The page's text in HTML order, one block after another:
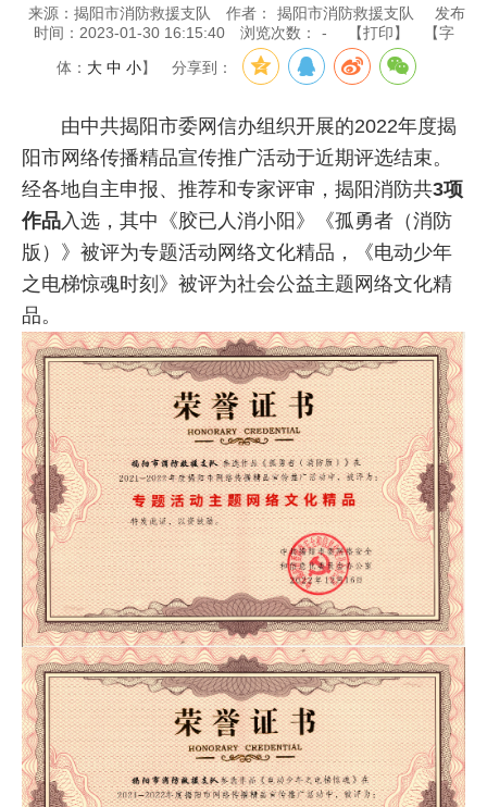
来源：揭阳市消防救援支队 作者： 揭阳市消防救援支队
发布
时间：2023-01-30 16:15:40
浏览次数： - 【打印】 【字
体： 大 中 小】 分享到：
由中共揭阳市委网信办组织开展的2022年度揭
阳市网络传播精品宣传推广活动于近期评选结束。
经各地自主申报、推荐和专家评审，揭阳消防共3项
作品入选，其中《胶已人消小阳》《孤勇者（消防
版）》被评为专题活动网络文化精品，《电动少年
之电梯惊魂时刻》被评为社会公益主题网络文化精
品。